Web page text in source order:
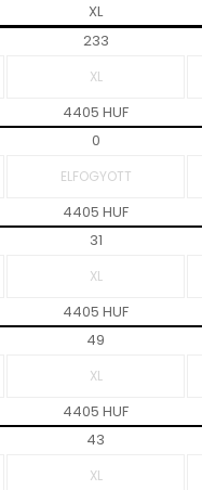
XL
233
4405 HUF
0
4405 HUF
31
4405 HUF
49
4405 HUF
43